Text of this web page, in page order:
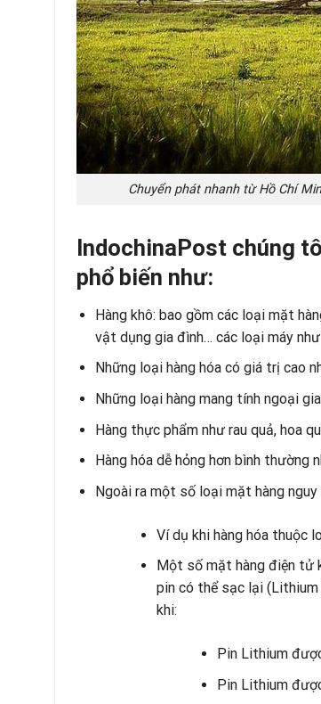
Chuyển phát nhanh từ Hồ Chí
IndochinaPost chúng
phổ biến như:
Hàng khô: bao gồm các loại mặt
vật dụng gia đình… các loại máy
Những loại hàng hóa có giá trị cao
Những loại hàng mang tính ngoại
Hàng thực phẩm như rau quả, hoa
Hàng hóa dễ hỏng hơn bình thường
Ngoài ra một số loại mặt hàng
Ví dụ khi hàng hóa thuộc
Một số mặt hàng điện tử
pin có thể sạc lại
khi:
Pin Lithium
Pin Lithium